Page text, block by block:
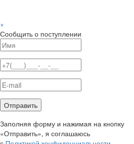
×
Сообщить о поступлении
Заполняя форму и нажимая на кнопку
«Отправить», я соглашаюсь